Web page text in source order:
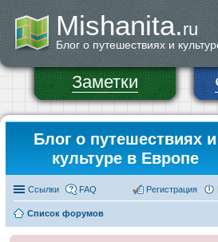
Mishanita.ru
Блог о путешествиях и
Заметки
Блог о путешествиях и
культуре в Европе
Ссылки FAQ Регистрация
Список форумов